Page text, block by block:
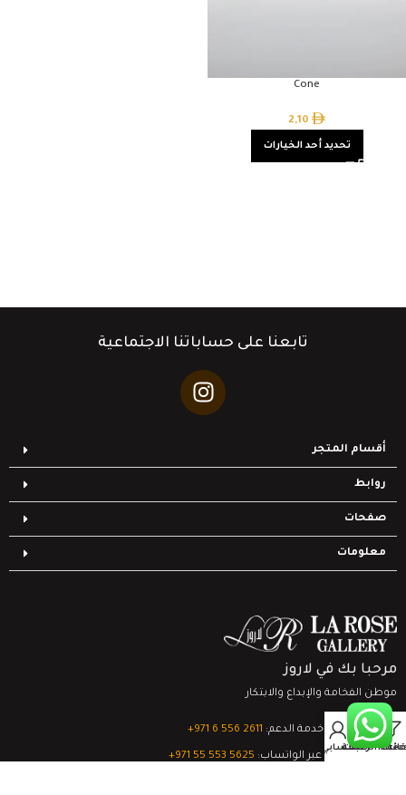
Cone
2,10
تحديد أحد الخيارات
تابعنا على حساباتنا الاجتماعية
أقسام المتجر
روابط
صفحات
معلومات
مرحبا بك في لاروز
موطن الفخامة والإبداع والابتكار
تواصل مع خدمة الدعم: ‎+971 6 556 2611
الدعم الفني عبر الواتساب: ‎+971 55 553 5625
قائمة الرغبات
0
السلةحسابي